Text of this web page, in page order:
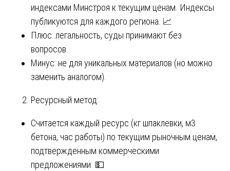
индексами Минстроя к текущим ценам. Индексы
публикуются для каждого региона. 📈
Плюс: легальность, суды принимают без
вопросов.
Минус: не для уникальных материалов (но можно
заменить аналогом).
Ресурсный метод:
Считается каждый ресурс (кг шпаклевки, м3
бетона, час работы) по текущим рыночным ценам,
подтвержденным коммерческими
предложениями. 💵